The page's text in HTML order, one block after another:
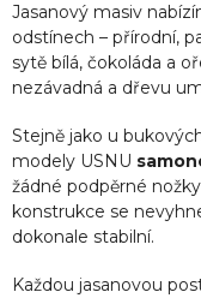
Jasanový masiv
odstínech – přírodní,
sytě bílá, čokoláda a
nezávadná a dřevu
Stejně jako u
modely USNU
žádné podpěrné
konstrukce se
dokonale stabilní.
Každou jasanovou